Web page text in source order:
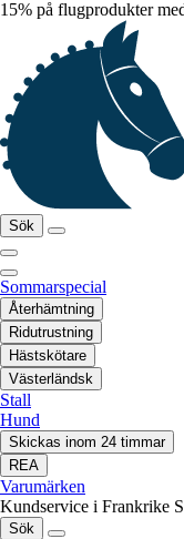
15% på flugprodukter
Sök
Sommarspecial
Återhämtning
Ridutrustning
Hästskötare
Västerländsk
Stall
Hund
Skickas inom 24 timmar
REA
Varumärken
Kundservice i Frankrike
Sök